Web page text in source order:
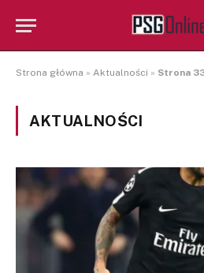
Strona główna » Aktualności » Strona
AKTUALNOŚCI